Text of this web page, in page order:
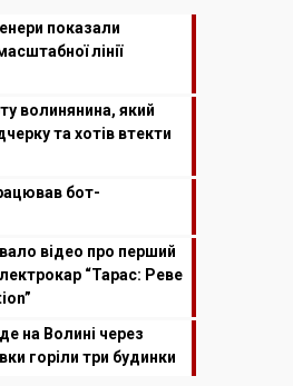
показали
лінії
волинянина, який
та хотів втекти
бот-
відео про перший
“Тарас: Реве
на Волині через
горіли три будинки